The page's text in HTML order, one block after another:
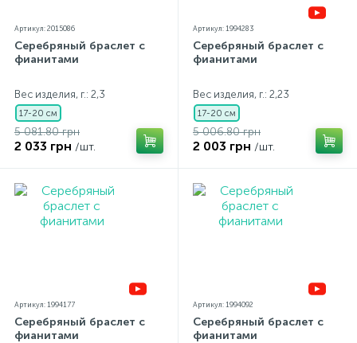
Артикул: 2015086
Серебряный браслет с
фианитами
Вес изделия, г.: 2,3
17-20 см
5 081.80 грн
2 033 грн /шт.
Артикул: 1994283
Серебряный браслет с
фианитами
Вес изделия, г.: 2,23
17-20 см
5 006.80 грн
2 003 грн /шт.
Артикул: 1994177
Серебряный браслет с
фианитами
Артикул: 1994092
Серебряный браслет с
фианитами